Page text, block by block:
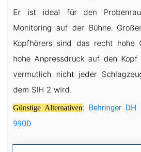
Er ist ideal für den
Monitoring auf der Bühne.
Kopfhörers sind das recht hohe
hohe Anpressdruck auf den
vermutlich nicht jeder
dem SIH 2 wird.
Günstige Alternativen: Behringer DH
990D